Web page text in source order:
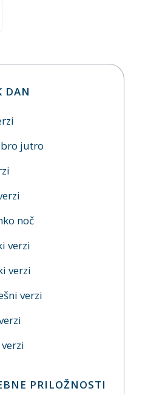
DAN
jutro
noč
verzi
verzi
verzi
PRILOŽNOSTI